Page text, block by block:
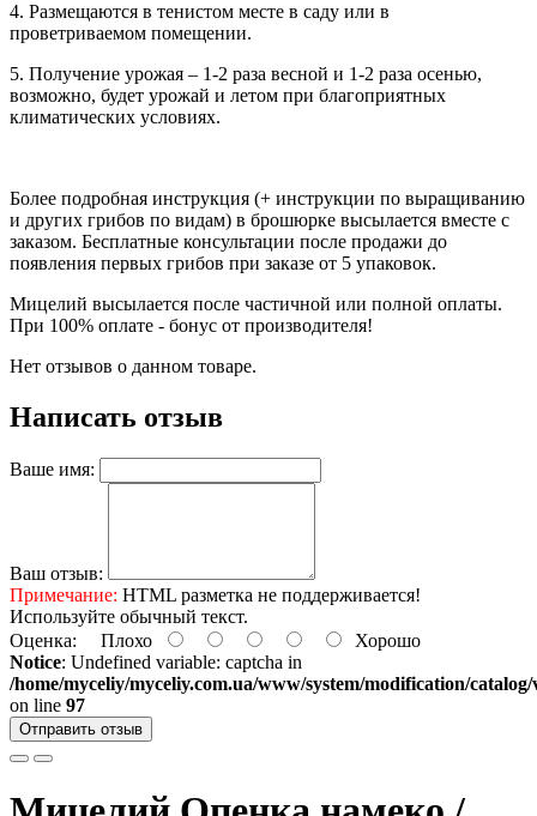
4. Размещаются в тенистом месте в саду или в
проветриваемом помещении.
5. Получение урожая – 1-2 раза весной и 1-2 раза осенью,
возможно, будет урожай и летом при благоприятных
климатических условиях.
Более подробная инструкция (+ инструкции по выращиванию
и других грибов по видам) в брошюрке высылается вместе с
заказом. Бесплатные консультации после продажи до
появления первых грибов при заказе от 5 упаковок.
Мицелий высылается после частичной или полной оплаты.
При 100% оплате - бонус от производителя!
Нет отзывов о данном товаре.
Написать отзыв
Ваше имя:
Ваш отзыв:
Примечание: HTML разметка не поддерживается!
Используйте обычный текст.
Оценка: Плохо
Хорошо
Notice: Undefined variable: captcha in
/home/myceliy/myceliy.com.ua/www/system/modification/
on line 97
Отправить отзыв